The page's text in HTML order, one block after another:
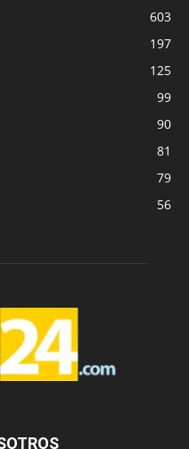
603
197
125
99
90
81
79
56